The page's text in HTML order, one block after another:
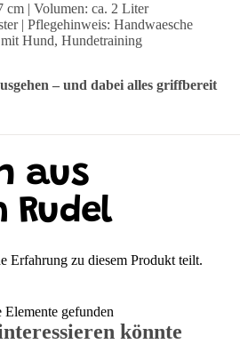
cm | Volumen: ca. 2 Liter
| Pflegehinweis: Handwaesche
Hund, Hundetraining
– und dabei alles griffbereit
aus
Rudel
Erfahrung zu diesem Produkt teilt.
Elemente gefunden
könnte